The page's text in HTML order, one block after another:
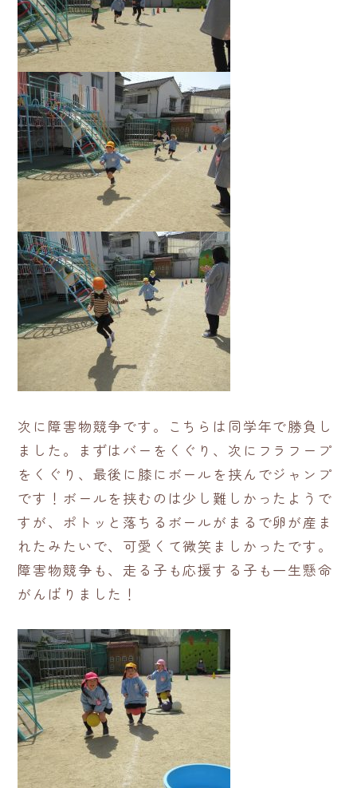
次に障害物競争です。こちらは同学年で勝負し
ました。まずはバーをくぐり、次にフラフープ
をくぐり、最後に膝にボールを挟んでジャンプ
です！ボールを挟むのは少し難しかったようで
すが、ポトッと落ちるボールがまるで卵が産ま
れたみたいで、可愛くて微笑ましかったです。
障害物競争も、走る子も応援する子も一生懸命
がんばりました！